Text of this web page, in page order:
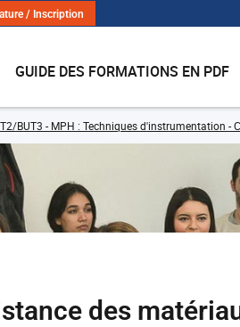
/ Inscription
GUIDE DES FORMATIONS EN PDF
BUT3 - MPH : Techniques d'instrumentation -
des